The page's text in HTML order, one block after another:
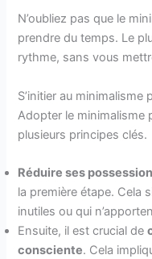
N’oubliez pas que le
prendre du temps. Le
rythme, sans vous
S’initier au minimalisme
Adopter le minimalisme
plusieurs principes clés.
Réduire ses
la première étape. Cela
inutiles ou qui
Ensuite, il est crucial de
consciente. Cela